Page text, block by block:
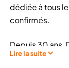
dédiée à tous
confirmés.
Depuis 30 ans,
sportifs les
Lire la suite